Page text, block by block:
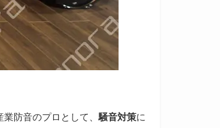
防音のプロとして、 騒音対策に